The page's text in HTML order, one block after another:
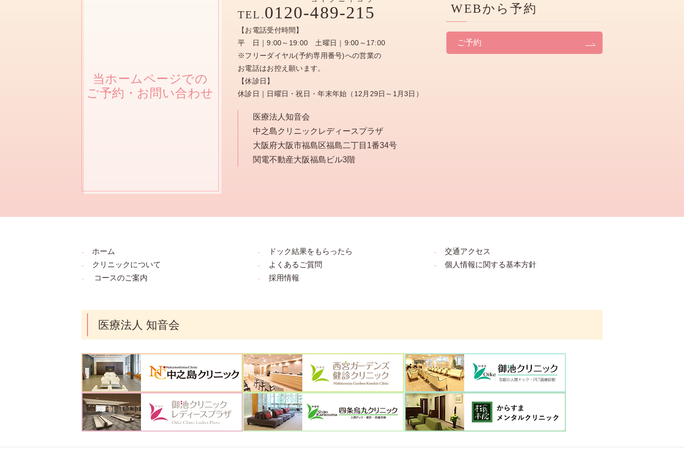
当ホームページでの
ご予約・お問い合わせ
TEL.0120-489-215
【お電話受付時間】
平 日｜9:00～19:00 土曜日｜9:00～17:00
※フリーダイヤル(予約専用番号)への営業の
お電話はお控え願います。
【休診日】
休診日｜日曜日・祝日・年末年始（12月29日～1月3日）
医療法人知音会
中之島クリニックレディースプラザ
大阪府大阪市福島区福島二丁目1番34号
関電不動産大阪福島ビル3階
WEBから予約
ご予約
ホーム
クリニックについて
コースのご案内
ドック結果をもらったら
よくあるご質問
採用情報
交通アクセス
個人情報に関する基本方針
医療法人 知音会